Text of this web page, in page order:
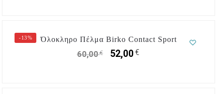
-13% Όλοκληρο Πέλμα Birko Contact Sport
60,00€ 52,00€